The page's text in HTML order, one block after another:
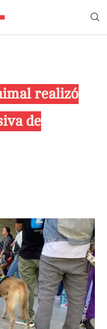
realizó
de